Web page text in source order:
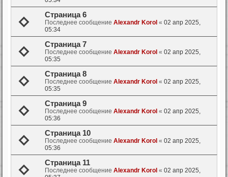
Страница 6
Последнее сообщение Alexandr Korol « 02 апр 2025,
05:34
Страница 7
Последнее сообщение Alexandr Korol « 02 апр 2025,
05:35
Страница 8
Последнее сообщение Alexandr Korol « 02 апр 2025,
05:35
Страница 9
Последнее сообщение Alexandr Korol « 02 апр 2025,
05:36
Страница 10
Последнее сообщение Alexandr Korol « 02 апр 2025,
05:36
Страница 11
Последнее сообщение Alexandr Korol « 02 апр 2025,